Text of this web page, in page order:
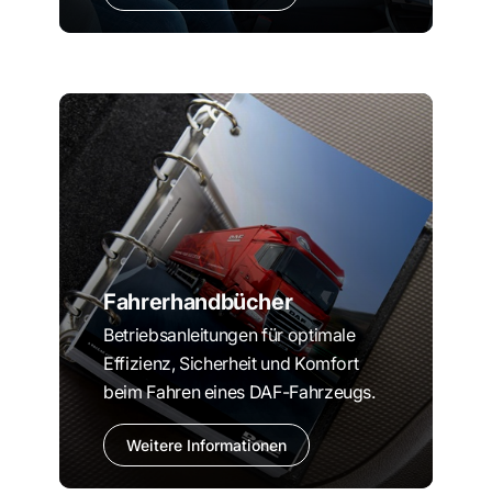
Fahrerhandbücher
Betriebsanleitungen für optimale
Effizienz, Sicherheit und Komfort
beim Fahren eines DAF-Fahrzeugs.
Weitere Informationen